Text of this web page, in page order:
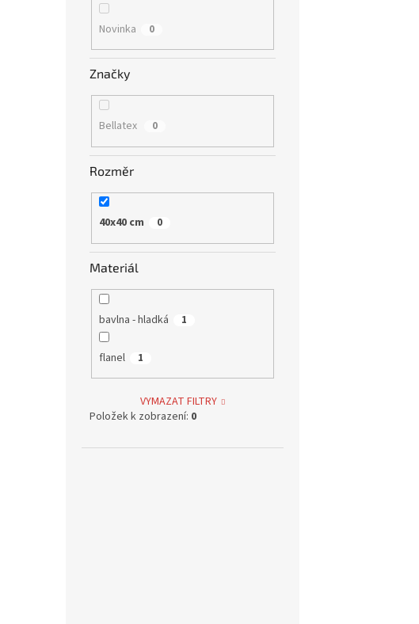
Novinka 0
Značky
Bellatex 0
Rozměr
40x40 cm 0
Materiál
bavlna - hladká 1
flanel 1
VYMAZAT FILTRY
Položek k zobrazení: 0